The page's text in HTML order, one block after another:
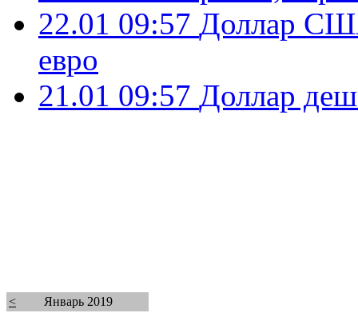
22.01 09:57 Доллар
евро
21.01 09:57 Доллар
<
Январь 2019